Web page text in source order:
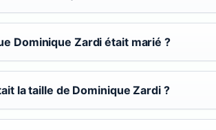
Dominique Zardi était marié ?
la taille de Dominique Zardi ?